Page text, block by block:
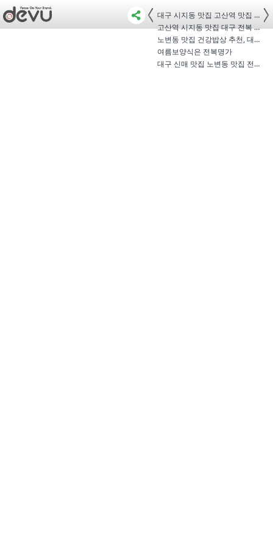
대구 시지동 맛집 고산역 맛집 맛과 …
고산역 시지동 맛집 대구 전복 1등인 …
노변동 맛집 건강밥상 추천, 대구 신…
여름보양식은 전복명가
대구 신매 맛집 노변동 맛집 전복명가…